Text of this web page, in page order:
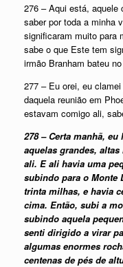
276 – Aqui está,
saber por toda a minha
significaram muito para
sabe o que Este tem
irmão Branham bateu
277 – Eu orei, eu
daquela reunião em
estavam comigo ali,
278 – Certa manhã,
aquelas grandes,
ali. E ali havia uma
subindo para o Monte
trinta milhas, e havia
cima. Então, subi a
subindo aquela
senti dirigido a virar
algumas enormes
centenas de pés de